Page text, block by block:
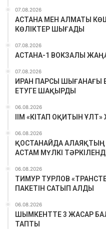
07.08.2026
АСТАНА МЕН АЛМАТЫ
КӨЛІКТЕР ШЫҒАДЫ
07.08.2026
АСТАНА-1 ВОКЗАЛЫ
07.08.2026
ИРАН ПАРСЫ ШЫҒАНАҒЫ
ЕТУГЕ ШАҚЫРДЫ
06.08.2026
ІІМ «КІТАП ОҚИТЫН
06.08.2026
ҚОСТАНАЙДА
АСТАМ МҮЛКІ ТӘРКІЛЕНДІ
06.08.2026
ТИМУР ТУРЛОВ
ПАКЕТІН САТЫП АЛДЫ
06.08.2026
ШЫМКЕНТТЕ 3 ЖАСАР
ТАПТЫ